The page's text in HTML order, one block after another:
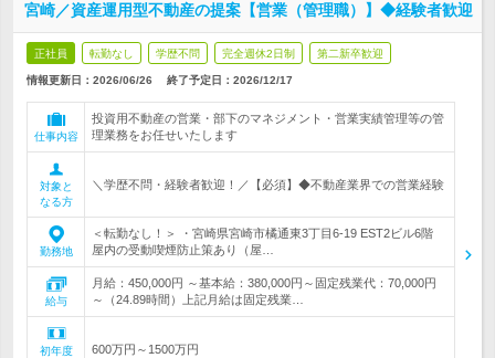
宮崎／資産運用型不動産の提案【営業（管理職）】◆経験者歓迎
正社員 転勤なし 学歴不問 完全週休2日制 第二新卒歓迎
情報更新日：2026/06/26 終了予定日： 2026/12/17
仕事内容
投資用不動産の営業・部下のマネジメント・営業実績管理等の管
理業務をお任せいたします
対象と
なる方
＼学歴不問・経験者歓迎！／【必須】◆不動産業界での営業経験
勤務地
＜転勤なし！＞ ・宮崎県宮崎市橘通東3丁目6-19 EST2ビル6階
屋内の受動喫煙防止策あり（屋…
給与
月給：450,000円 ～基本給：380,000円～固定残業代：70,000円
～（24.89時間）上記月給は固定残業…
初年度
600万円～1500万円